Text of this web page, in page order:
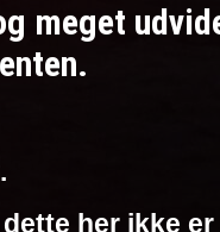
meget
her ikke